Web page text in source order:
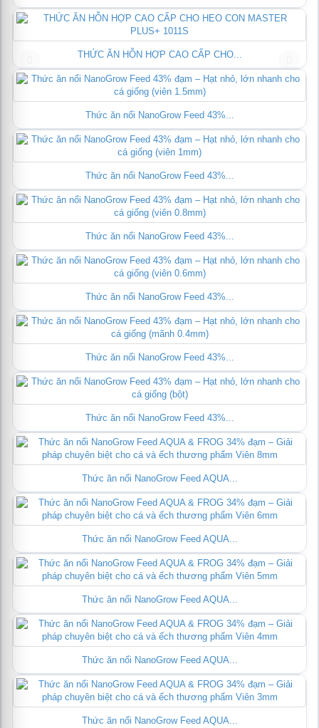
THỨC ĂN HỖN HỢP CAO CẤP CHO...
Thức ăn nổi NanoGrow Feed 43%...
Thức ăn nổi NanoGrow Feed 43%...
Thức ăn nổi NanoGrow Feed 43%...
Thức ăn nổi NanoGrow Feed 43%...
Thức ăn nổi NanoGrow Feed 43%...
Thức ăn nổi NanoGrow Feed 43%...
Thức ăn nổi NanoGrow Feed AQUA...
Thức ăn nổi NanoGrow Feed AQUA...
Thức ăn nổi NanoGrow Feed AQUA...
Thức ăn nổi NanoGrow Feed AQUA...
Thức ăn nổi NanoGrow Feed AQUA...